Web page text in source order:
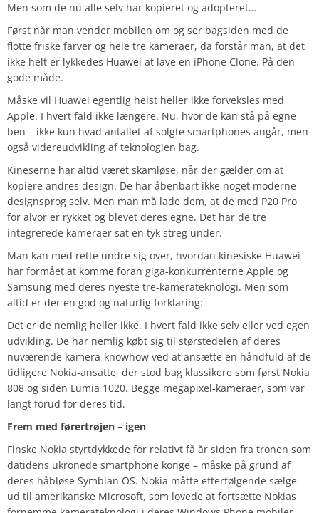
Men som de nu alle selv har kopieret og adopteret…
Først når man vender mobilen om og ser bagsiden med de
flotte friske farver og hele tre kameraer, da forstår man, at det
ikke helt er lykkedes Huawei at lave en iPhone Clone. På den
gode måde.
Måske vil Huawei egentlig helst heller ikke forveksles med
Apple. I hvert fald ikke længere. Nu, hvor de kan stå på egne
ben – ikke kun hvad antallet af solgte smartphones angår, men
også videreudvikling af teknologien bag.
Kineserne har altid været skamløse, når der gælder om at
kopiere andres design. De har åbenbart ikke noget moderne
designsprog selv. Men man må lade dem, at de med P20 Pro
for alvor er rykket og blevet deres egne. Det har de tre
integrerede kameraer sat en tyk streg under.
Man kan med rette undre sig over, hvordan kinesiske Huawei
har formået at komme foran giga-konkurrenterne Apple og
Samsung med deres nyeste tre-kamerateknologi. Men som
altid er der en god og naturlig forklaring:
Det er de nemlig heller ikke. I hvert fald ikke selv eller ved egen
udvikling. De har nemlig købt sig til størstedelen af deres
nuværende kamera-knowhow ved at ansætte en håndfuld af de
tidligere Nokia-ansatte, der stod bag klassikere som først Nokia
808 og siden Lumia 1020. Begge megapixel-kameraer, som var
langt forud for deres tid.
Frem med førertrøjen – igen
Finske Nokia styrtdykkede for relativt få år siden fra tronen som
datidens ukronede smartphone konge – måske på grund af
deres håbløse Symbian OS. Nokia måtte efterfølgende sælge
ud til amerikanske Microsoft, som lovede at fortsætte Nokias